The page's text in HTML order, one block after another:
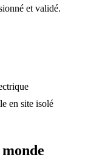
et validé.
en site isolé